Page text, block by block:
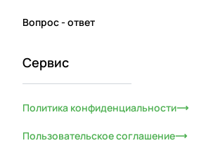
Вопрос - ответ
Сервис
Политика конфиденциальности
Пользовательское соглашение